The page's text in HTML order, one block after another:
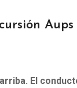
Aups
El